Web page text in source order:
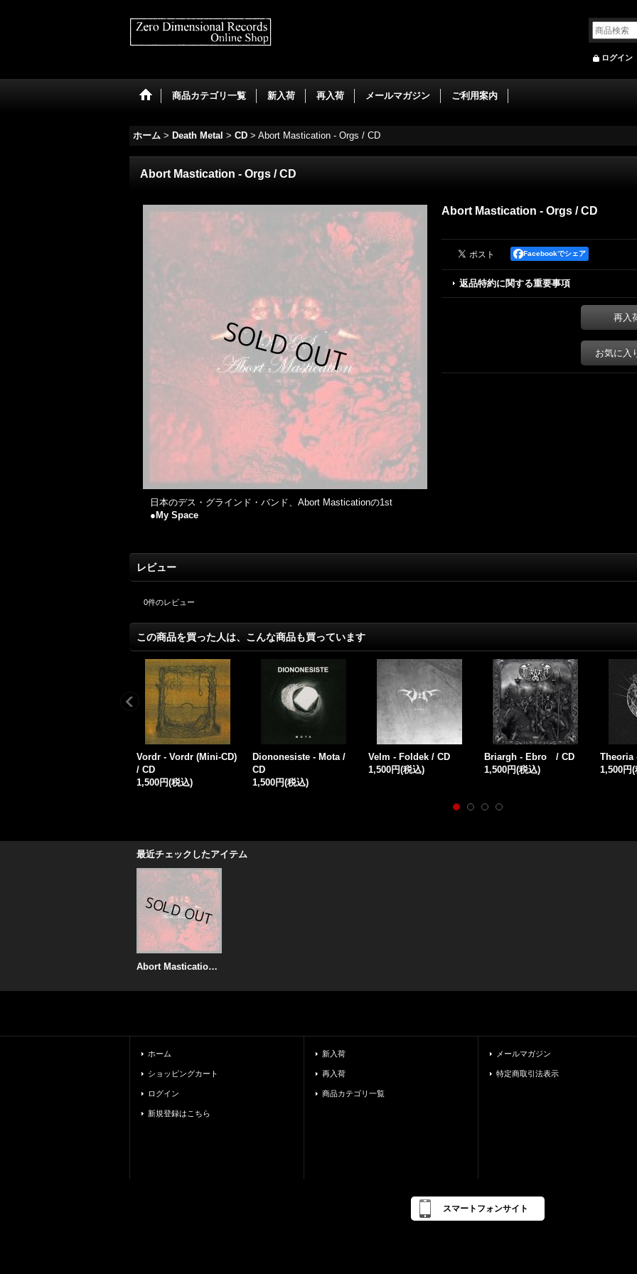
ログイン
商品カテゴリ一覧 新入荷 再入荷 メールマガジン ご利用案内
ホーム > Death Metal > CD > Abort Mastication - Orgs / CD
Abort Mastication - Orgs / CD
Abort Mastication - Orgs / CD
Facebookでシェア
返品特約に関する重要事項
再入
お気に入
日本のデス・グラインド・バンド、Abort Masticationの1st
●My Space
レビュー
0件のレビュー
この商品を買った人は、こんな商品も買っています
Lycanthia - Oligarchy /
CD
1,500円(税込)
Runenthor - Wolfshaut
er / CD
1,500円(税込)
Licurgo - Flames / CD
1,500円(税込)
Raggradarh - Oris / CD
1,500円(税込)
k / CD
最近チェックしたアイテム
Abort Mastication - Orgs / CD
ホーム
ショッピングカート
ログイン
新規登録はこちら
新入荷
再入荷
商品カテゴリ一覧
メールマガジン
特定商取引法表示
スマートフォンサイト